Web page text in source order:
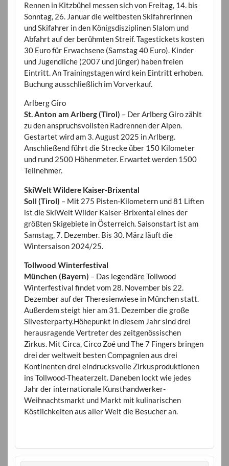
Rennen in Kitzbühel messen sich von Freitag, 14. bis
Sonntag, 26. Januar die weltbesten Skifahrerinnen
und Skifahrer in den Königsdisziplinen Slalom und
Abfahrt auf der berühmten Streif. Tagestickets kosten
30 Euro für Erwachsene (Samstag 40 Euro). Kinder
und Jugendliche (2007 und jünger) haben freien
Eintritt. An Trainingstagen wird kein Eintritt erhoben.
Buchung ausschließlich im Vorverkauf.
Arlberg Giro
St. Anton am Arlberg (Tirol) – Der Arlberg Giro zählt
zu den anspruchsvollsten Radrennen der Alpen.
Gestartet wird am 3. August 2025 in Arlberg.
Anschließend führt die Strecke über 150 Kilometer
und rund 2500 Höhenmeter. Erwartet werden 1500
Teilnehmer.
SkiWelt Wildere Kaiser-Brixental
Soll (Tirol) – Mit 275 Pisten-Kilometern und 81 Liften
ist die SkiWelt Wilder Kaiser-Brixental eines der
größten Skigebiete in Österreich. Saisonstart ist am
Samstag, 7. Dezember. Bis 30. März läuft die
Wintersaison 2024/25.
Tollwood Winterfestival
München (Bayern) – Das legendäre Tollwood
Winterfestival findet vom 28. November bis 22.
Dezember auf der Theresienwiese in München statt.
Außerdem steigt hier am 31. Dezember die große
Silvesterparty.Höhepunkt in diesem Jahr sind drei
herausragende Vertreter des zeitgenössischen
Zirkus. Mit Circa, Circo Zoé und The 7 Fingers bringen
drei der weltweit besten Compagnien aus drei
Kontinenten drei eindrucksvolle Zirkusproduktionen
ins Tollwood-Theaterzelt. Daneben lockt wie jedes
Jahr der internationale Kunsthandwerker-
Weihnachtsmarkt und Markt mit kulinarischen
Köstlichkeiten aus aller Welt die Besucher an.